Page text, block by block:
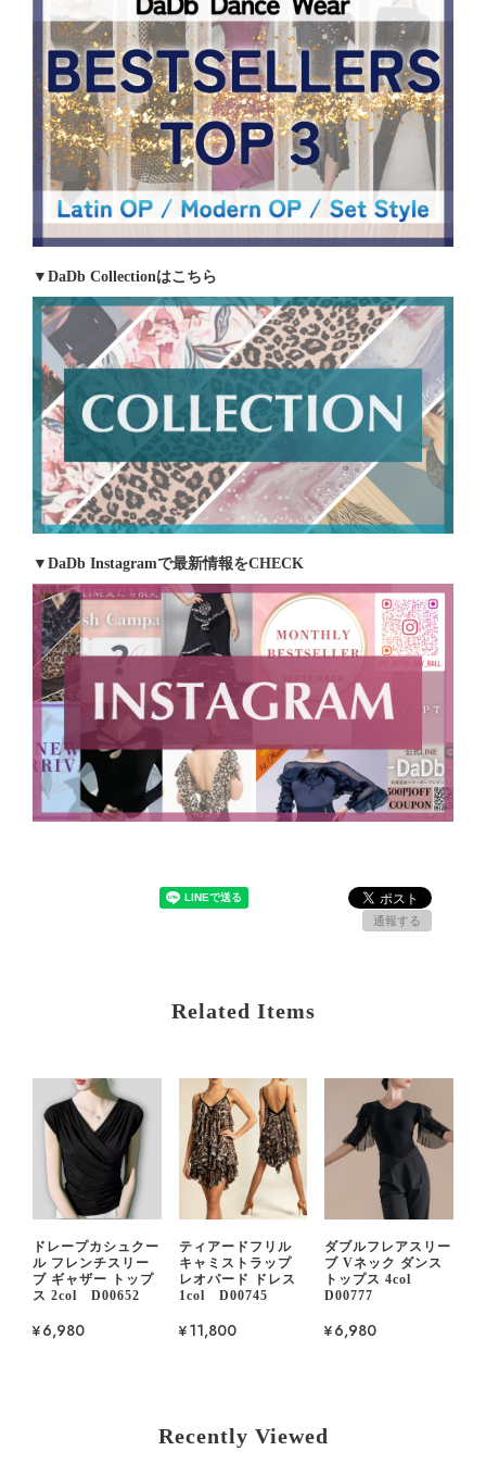
▼DaDb Collectionはこちら
▼DaDb Instagramで最新情報をCHECK
通報する
Related Items
ドレープカシュクー
ル フレンチスリー
ブ ギャザー トップ
ス 2col D00652
¥6,980
ティアードフリル
キャミストラップ
レオパード ドレス
1col D00745
¥11,800
ダブルフレアスリー
ブ Vネック ダンス
トップス 4col
D00777
¥6,980
Recently Viewed